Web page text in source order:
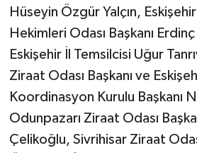
Hüseyin Özgür Yalçın,
Hekimleri Odası Başkanı
Eskişehir İl Temsilcisi Uğur
Ziraat Odası Başkanı ve
Koordinasyon Kurulu Başkanı
Odunpazarı Ziraat Odası
Çelikoğlu, Sivrihisar Ziraat